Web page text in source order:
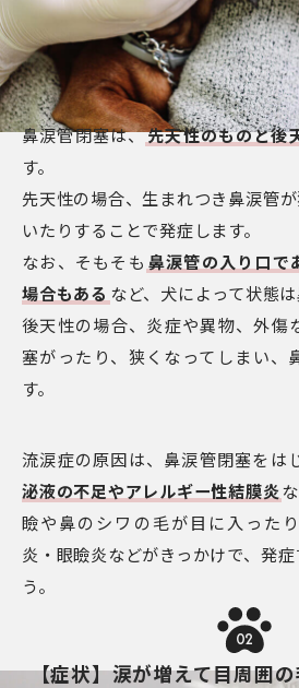
鼻涙管閉塞は、先天性のものと後
す。
先天性の場合、生まれつき鼻涙管
いたりすることで発症します。
なお、そもそも 鼻涙管の入り口で
場合もある など、犬によって状態は
後天性の場合、炎症や異物、外傷
塞がったり、狭くなってしまい、
す。
流涙症の原因は、鼻涙管閉塞をは
泌液の不足やアレルギー性結膜炎
瞼や鼻のシワの毛が目に入った
炎・眼瞼炎などがきっかけで、発
う。
02
【症状】涙が増えて目周囲